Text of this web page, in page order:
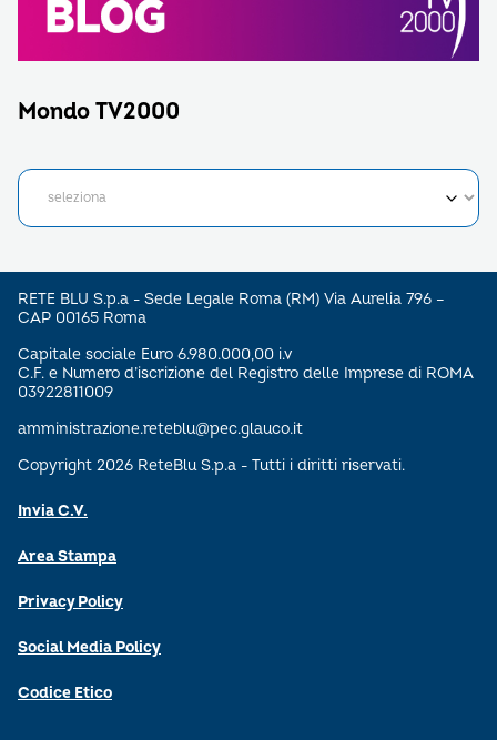
Mondo TV2000
RETE BLU S.p.a - Sede Legale Roma (RM) Via Aurelia 796 –
CAP 00165 Roma
Capitale sociale Euro 6.980.000,00 i.v
C.F. e Numero d’iscrizione del Registro delle Imprese di ROMA
03922811009
amministrazione.reteblu@pec.glauco.it
Copyright 2026 ReteBlu S.p.a - Tutti i diritti riservati.
Invia C.V.
Area Stampa
Privacy Policy
Social Media Policy
Codice Etico